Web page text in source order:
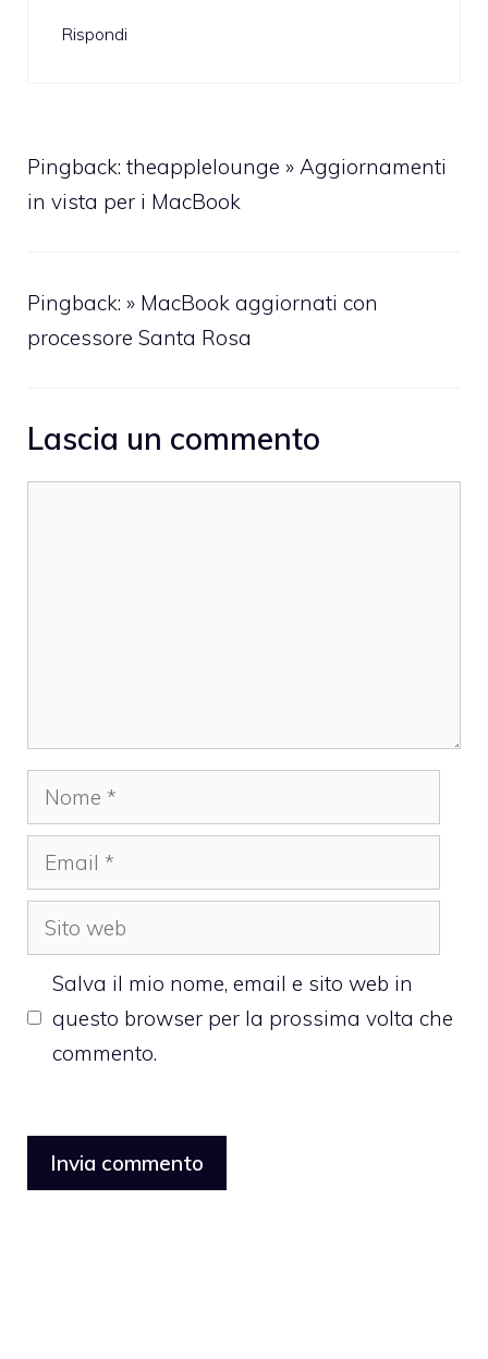
Rispondi
Pingback: theapplelounge » Aggiornamenti
in vista per i MacBook
Pingback: » MacBook aggiornati con
processore Santa Rosa
Lascia un commento
Nome
Email
Sito
web
Salva il mio nome, email e sito web in
questo browser per la prossima volta che
commento.